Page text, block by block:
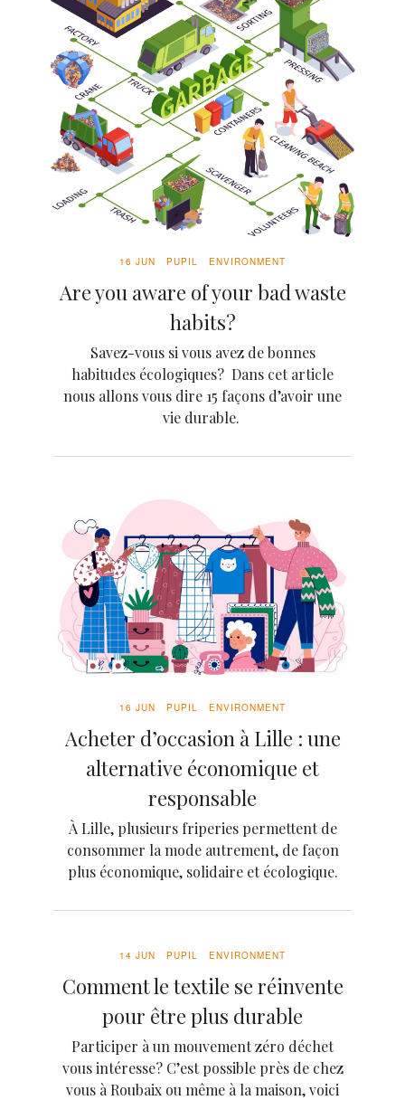
16 JUN PUPIL ENVIRONMENT
Are you aware of your bad waste
habits?
Savez-vous si vous avez de bonnes
habitudes écologiques? Dans cet article
nous allons vous dire 15 façons d’avoir une
vie durable.
16 JUN PUPIL ENVIRONMENT
Acheter d’occasion à Lille : une
alternative économique et
responsable
À Lille, plusieurs friperies permettent de
consommer la mode autrement, de façon
plus économique, solidaire et écologique.
14 JUN PUPIL ENVIRONMENT
Comment le textile se réinvente
pour être plus durable
Participer à un mouvement zéro déchet
vous intéresse? C’est possible près de chez
vous à Roubaix ou même à la maison, voici